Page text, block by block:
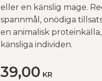
eller en känslig mage.
spannmål, onödiga
en animalisk
känsliga individen.
39,00 KR